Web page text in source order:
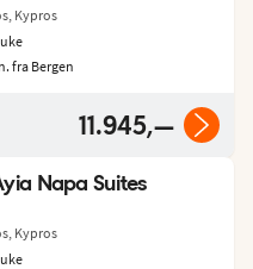
Kypros
fra Bergen
11.945,—
Napa Suites
Kypros